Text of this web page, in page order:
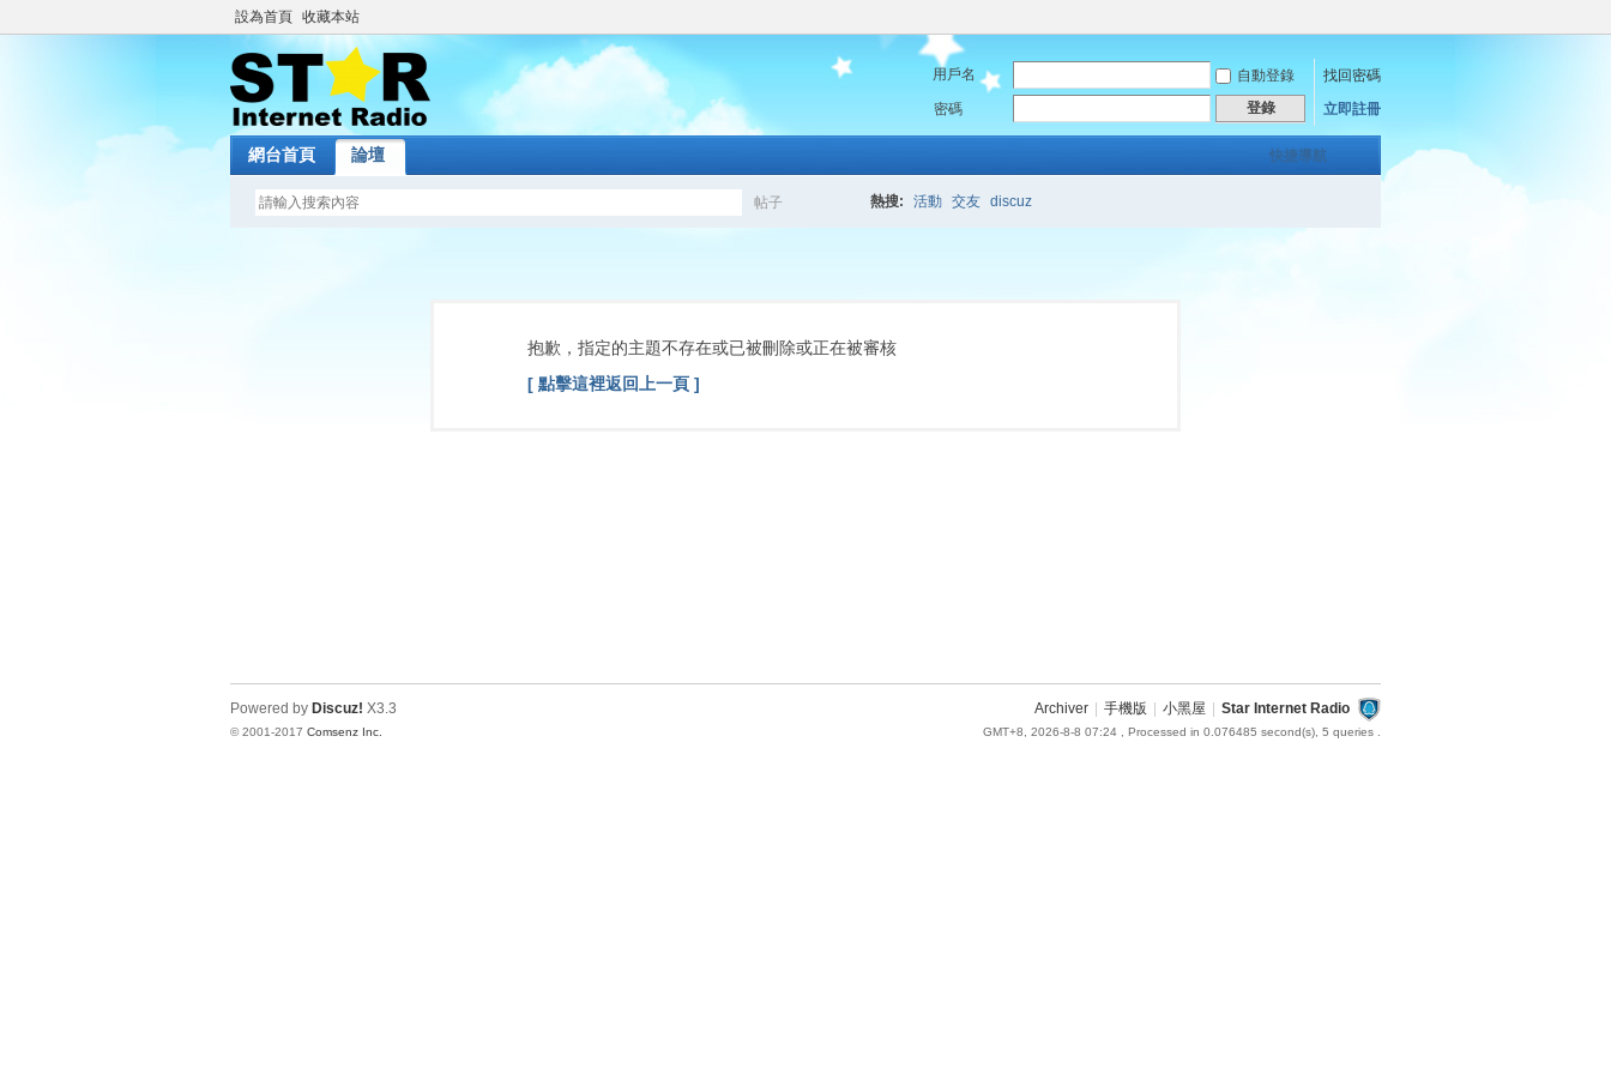
設為首頁 收藏本站
用戶名 自動登錄
找回密碼
密碼
登錄 立即註冊
快捷導航
網台首頁 論壇
帖子
索
熱搜: 活動 交友 discuz
抱歉，指定的主題不存在或已被刪除或正在被審核
[ 點擊這裡返回上一頁 ]
Archiver 手機版 小黑屋 Star Internet Radio
GMT+8, 2026-8-8 07:24 , Processed in 0.076485 second(s), 5 queries .
Powered by Discuz! X3.3
© 2001-2017 Comsenz Inc.